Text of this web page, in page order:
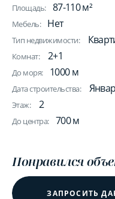
Площадь: 87-110 м²
Мебель: Нет
Тип недвижимости:
Комнат: 2+1
До моря: 1000 м
Дата строительства:
Этаж: 2
До центра: 700 м
Понравился
ЗАПРОСИТЬ